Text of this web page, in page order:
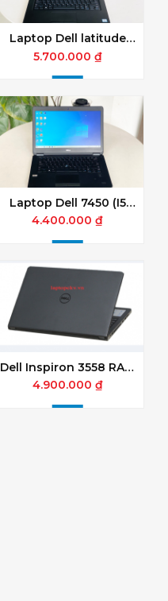
Laptop Dell latitude
e5480 Core i5 7200U/
Ram 8GB/ SSD 256GB /
Màn 14 inch FHD
5.700.000 ₫
Laptop Dell 7450 (I5
5200/4GB/120GB /14.0
4.400.000 ₫
Dell Inspiron 3558 RAM
4GB SSD 128
4.900.000 ₫